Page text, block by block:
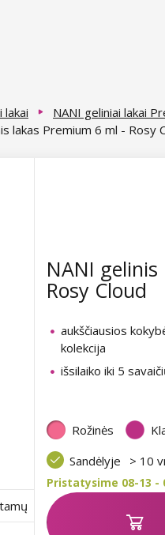
lakai
NANI geliniai lakai
lakas Premium 6 ml - Rosy
NANI
Rosy Cloud
aukščiausios
kolekcija
išsilaiko iki 5
Rožinės
Sandėlyje
> 10
Pristatysime 08-13 -